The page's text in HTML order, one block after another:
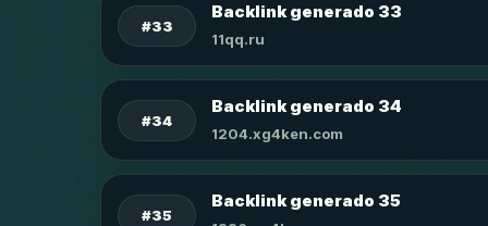
#33
Backlink generado 33
11qq.ru
#34
Backlink generado 34
1204.xg4ken.com
#35
Backlink generado 35